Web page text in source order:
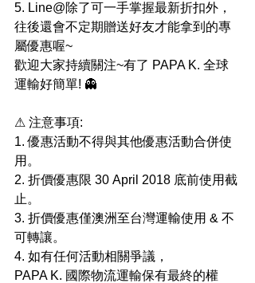
5. Line@除了可一手掌握最新折扣外，
往後還會不定期贈送好友才能拿到的專
屬優惠喔~
歡迎大家持續關注~有了 PAPA K. 全球
運輸好簡單! 👻
⚠ 注意事項:
1. 優惠活動不得與其他優惠活動合併使
用。
2. 折價優惠限 30 April 2018 底前使用截
止。
3. 折價優惠僅澳洲至台灣運輸使用 & 不
可轉讓。
4. 如有任何活動相關爭議，
PAPA K. 國際物流運輸保有最終的權